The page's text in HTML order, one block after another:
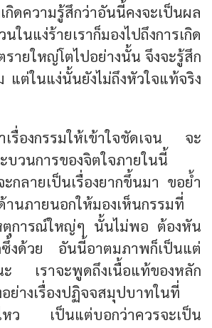
ความรู้สึกว่าอันนี้คงจะเป็นผล
นแง่ร้ายเราก็มองไปถึงการเกิด
ายใหญ่โตไปอย่างนั้น จึงจะรู้สึก
แต่ในแง่นั้นยังไม่ถึงหัวใจแท้จริง
เรื่องกรรมให้เข้าใจชัดเจน จะ
บวนการของจิตใจภายในนี้
กลายเป็นเรื่องยากขึ้นมา ขอย้ำ
านภายนอกให้มองเห็นกรรมที่
ตุการณ์ใหญ่ๆ นั้นไม่พอ ต้องหัน
ซึ้งด้วย อันนี้อาตมภาพก็เป็นแต่
ะ เราจะพูดถึงเนื้อแท้ของหลัก
ย่างเรื่องปฏิจจสมุปบาทในที่
หว เป็นแต่บอกว่าควรจะเป็น